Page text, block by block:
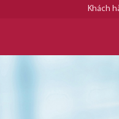
Khách